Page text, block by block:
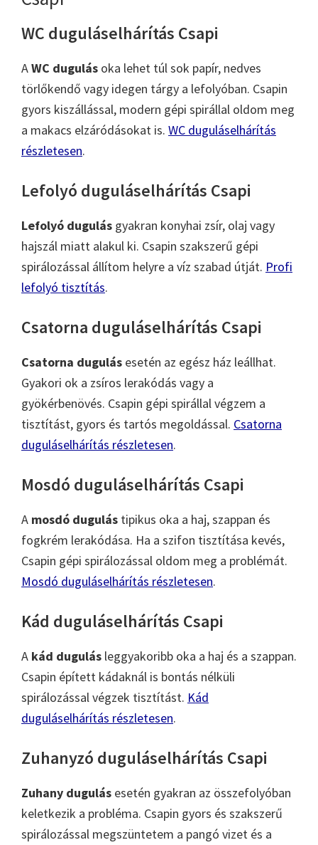
WC duguláselhárítás Csapi
AWC dugulás oka lehet túl sok papír, nedves
törlőkendő vagy idegen tárgy a lefolyóban. Csapin
gyors kiszállással, modern gépi spirállal oldom meg
a makacs elzáródásokat is. WC duguláselhárítás
részletesen.
Lefolyó duguláselhárítás Csapi
Lefolyó dugulás gyakran konyhai zsír, olaj vagy
hajszál miatt alakul ki. Csapin szakszerű gépi
spirálozással állítom helyre a víz szabad útját. Profi
lefolyó tisztítás.
Csatorna duguláselhárítás Csapi
Csatorna dugulás esetén az egész ház leállhat.
Gyakori ok a zsíros lerakódás vagy a
gyökérbenövés. Csapin gépi spirállal végzem a
tisztítást, gyors és tartós megoldással. Csatorna
duguláselhárítás részletesen.
Mosdó duguláselhárítás Csapi
A mosdó dugulás tipikus oka a haj, szappan és
fogkrém lerakódása. Ha a szifon tisztítása kevés,
Csapin gépi spirálozással oldom meg a problémát.
Mosdó duguláselhárítás részletesen.
Kád duguláselhárítás Csapi
A kád dugulás leggyakoribb oka a haj és a szappan.
Csapin épített kádaknál is bontás nélküli
spirálozással végzek tisztítást. Kád
duguláselhárítás részletesen.
Zuhanyzó duguláselhárítás Csapi
Zuhany dugulás esetén gyakran az összefolyóban
keletkezik a probléma. Csapin gyors és szakszerű
spirálozással megszüntetem a pangó vizet és a